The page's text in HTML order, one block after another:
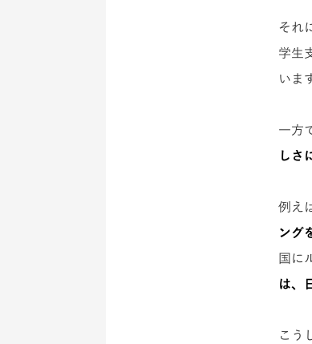
それ
学生
いま
一方
しさ
例え
ング
国に
は、
こう